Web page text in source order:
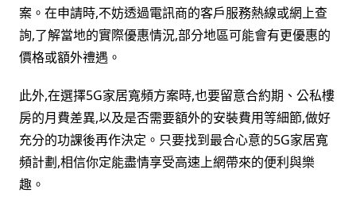
案。在申請時,不妨透過電訊商的客戶服務熱線或網上查
詢,了解當地的實際優惠情況,部分地區可能會有更優惠的
價格或額外禮遇。
此外,在選擇5G家居寬頻方案時,也要留意合約期、公私樓
房的月費差異,以及是否需要額外的安裝費用等細節,做好
充分的功課後再作決定。只要找到最合心意的5G家居寬
頻計劃,相信你定能盡情享受高速上網帶來的便利與樂
趣。